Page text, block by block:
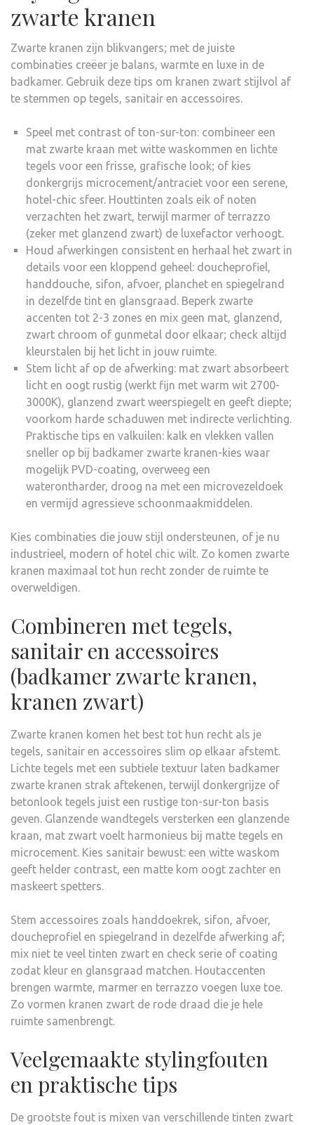
zwarte kranen
Zwarte kranen zijn blikvangers; met de juiste
combinaties creëer je balans, warmte en luxe in de
badkamer. Gebruik deze tips om kranen zwart stijlvol af
te stemmen op tegels, sanitair en accessoires.
Speel met contrast of ton-sur-ton: combineer een
mat zwarte kraan met witte waskommen en lichte
tegels voor een frisse, grafische look; of kies
donkergrijs microcement/antraciet voor een serene,
hotel-chic sfeer. Houttinten zoals eik of noten
verzachten het zwart, terwijl marmer of terrazzo
(zeker met glanzend zwart) de luxefactor verhoogt.
Houd afwerkingen consistent en herhaal het zwart in
details voor een kloppend geheel: doucheprofiel,
handdouche, sifon, afvoer, planchet en spiegelrand
in dezelfde tint en glansgraad. Beperk zwarte
accenten tot 2-3 zones en mix geen mat, glanzend,
zwart chroom of gunmetal door elkaar; check altijd
kleurstalen bij het licht in jouw ruimte.
Stem licht af op de afwerking: mat zwart absorbeert
licht en oogt rustig (werkt fijn met warm wit 2700-
3000K), glanzend zwart weerspiegelt en geeft diepte;
voorkom harde schaduwen met indirecte verlichting.
Praktische tips en valkuilen: kalk en vlekken vallen
sneller op bij badkamer zwarte kranen-kies waar
mogelijk PVD-coating, overweeg een
waterontharder, droog na met een microvezeldoek
en vermijd agressieve schoonmaakmiddelen.
Kies combinaties die jouw stijl ondersteunen, of je nu
industrieel, modern of hotel chic wilt. Zo komen zwarte
kranen maximaal tot hun recht zonder de ruimte te
overweldigen.
Combineren met tegels,
sanitair en accessoires
(badkamer zwarte kranen,
kranen zwart)
Zwarte kranen komen het best tot hun recht als je
tegels, sanitair en accessoires slim op elkaar afstemt.
Lichte tegels met een subtiele textuur laten badkamer
zwarte kranen strak aftekenen, terwijl donkergrijze of
betonlook tegels juist een rustige ton-sur-ton basis
geven. Glanzende wandtegels versterken een glanzende
kraan, mat zwart voelt harmonieus bij matte tegels en
microcement. Kies sanitair bewust: een witte waskom
geeft helder contrast, een matte kom oogt zachter en
maskeert spetters.
Stem accessoires zoals handdoekrek, sifon, afvoer,
doucheprofiel en spiegelrand in dezelfde afwerking af;
mix niet te veel tinten zwart en check serie of coating
zodat kleur en glansgraad matchen. Houtaccenten
brengen warmte, marmer en terrazzo voegen luxe toe.
Zo vormen kranen zwart de rode draad die je hele
ruimte samenbrengt.
Veelgemaakte stylingfouten
en praktische tips
De grootste fout is mixen van verschillende tinten zwart